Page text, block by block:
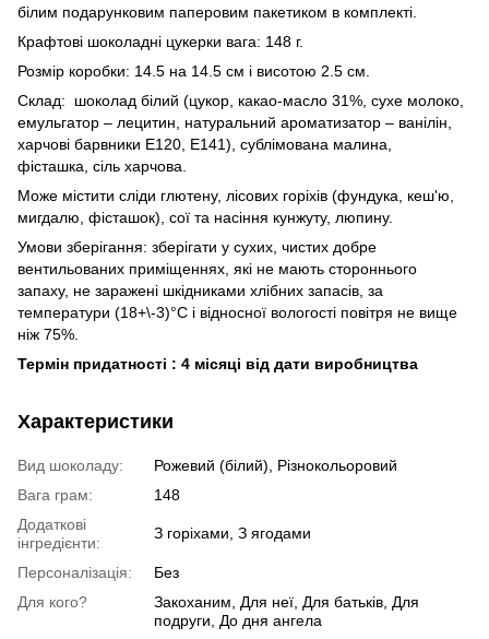
білим подарунковим паперовим пакетиком в комплекті.
Крафтові шоколадні цукерки вага: 148 г.
Розмір коробки: 14.5 на 14.5 см і висотою 2.5 см.
Склад: шоколад білий (цукор, какао-масло 31%, сухе молоко,
емульгатор – лецитин, натуральний ароматизатор – ванілін,
харчові барвники E120, E141), сублімована малина,
фісташка, сіль харчова.
Може містити сліди глютену, лісових горіхів (фундука, кеш'ю,
мигдалю, фісташок), сої та насіння кунжуту, люпину.
Умови зберігання: зберігати у сухих, чистих добре
вентильованих приміщеннях, які не мають стороннього
запаху, не заражені шкідниками хлібних запасів, за
температури (18+\-3)°С і відносної вологості повітря не вище
ніж 75%.
Термін придатності : 4 місяці від дати виробництва
Характеристики
Вид шоколаду:
Рожевий (білий), Різнокольоровий
Вага грам:
148
Додаткові
інгредієнти:
З горіхами, З ягодами
Персоналізація:
Без
Для кого?
Закоханим, Для неї, Для батьків, Для
подруги, До дня ангела